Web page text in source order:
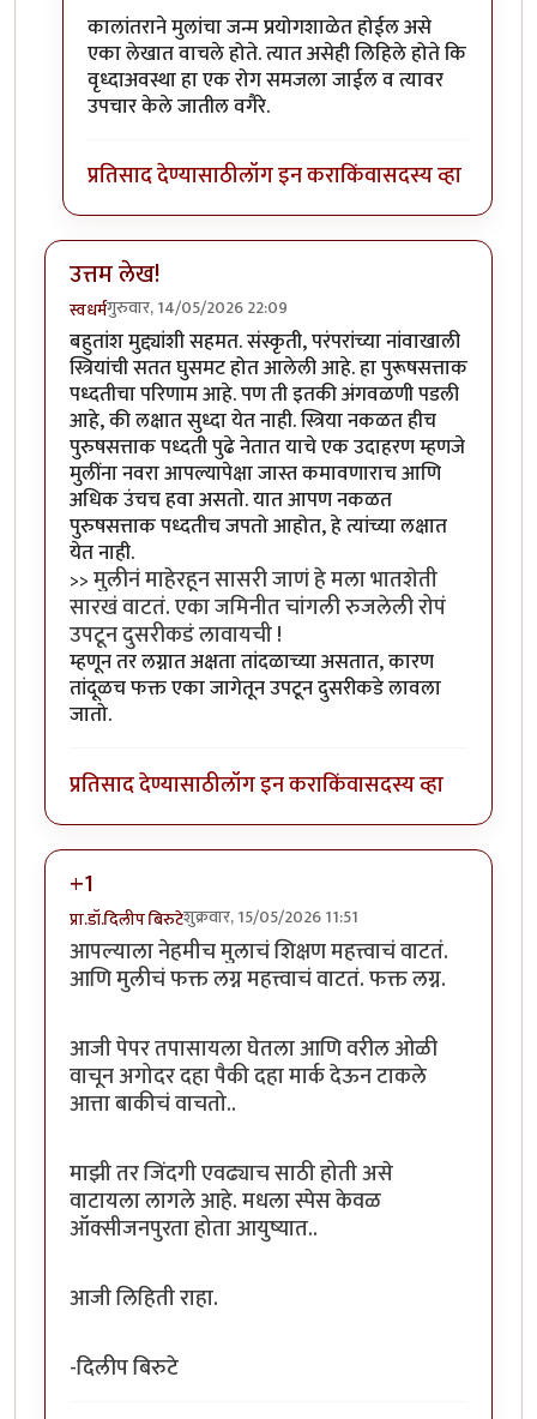
कालांतराने मुलांचा जन्म प्रयोगशाळेत होईल असे
एका लेखात वाचले होते. त्यात असेही लिहिले होते कि
वृध्दाअवस्था हा एक रोग समजला जाईल व त्यावर
उपचार केले जातील वगैरे.
प्रतिसाद देण्यासाठीलॉग इन कराकिंवासदस्य व्हा
उत्तम लेख!
स्वधर्मगुरुवार, 14/05/2026 22:09
बहुतांश मुद्द्यांशी सहमत. संस्कृती, परंपरांच्या नांवाखाली
स्त्रियांची सतत घुसमट होत आलेली आहे. हा पुरूषसत्ताक
पध्दतीचा परिणाम आहे. पण ती इतकी अंगवळणी पडली
आहे, की लक्षात सुध्दा येत नाही. स्त्रिया नकळत हीच
पुरुषसत्ताक पध्दती पुढे नेतात याचे एक उदाहरण म्हणजे
मुलींना नवरा आपल्यापेक्षा जास्त कमावणाराच आणि
अधिक उंचच हवा असतो. यात आपण नकळत
पुरुषसत्ताक पध्दतीच जपतो आहोत, हे त्यांच्या लक्षात
येत नाही.
>>मुलीनं माहेरहून सासरी जाणं हे मला भातशेती
सारखं वाटतं. एका जमिनीत चांगली रुजलेली रोपं
उपटून दुसरीकडं लावायची !
म्हणून तर लग्नात अक्षता तांदळाच्या असतात, कारण
तांदूळच फक्त एका जागेतून उपटून दुसरीकडे लावला
जातो.
प्रतिसाद देण्यासाठीलॉग इन कराकिंवासदस्य व्हा
+1
प्रा.डॉ.दिलीप बिरुटेशुक्रवार, 15/05/2026 11:51
आपल्याला नेहमीच मुलाचं शिक्षण महत्त्वाचं वाटतं.
आणि मुलीचं फक्त लग्न महत्त्वाचं वाटतं. फक्त लग्न.
आजी पेपर तपासायला घेतला आणि वरील ओळी
वाचून अगोदर दहा पैकी दहा मार्क देऊन टाकले
आत्ता बाकीचं वाचतो..
माझी तर जिंदगी एवढ्याच साठी होती असे
वाटायला लागले आहे. मधला स्पेस केवळ
ऑक्सीजनपुरता होता आयुष्यात..
आजी लिहिती राहा.
-दिलीप बिरुटे